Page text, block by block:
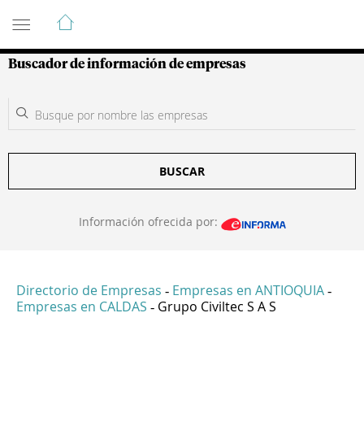
Guía de Empresas Colombianas
Buscador de información de empresas
BUSCAR
Información ofrecida por:
Directorio de Empresas - Empresas en ANTIOQUIA -
Empresas en CALDAS - Grupo Civiltec S A S